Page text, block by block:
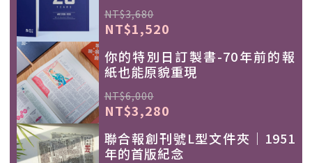
NT$3,680
NT$1,520
你的特別日訂製書-70年前的報
紙也能原貌重現
NT$6,000
NT$3,280
聯合報創刊號L型文件夾｜1951
年的首版紀念